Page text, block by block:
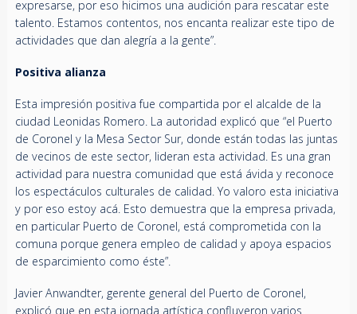
expresarse, por eso hicimos una audición para rescatar este
talento. Estamos contentos, nos encanta realizar este tipo de
actividades que dan alegría a la gente”.
Positiva alianza
Esta impresión positiva fue compartida por el alcalde de la
ciudad Leonidas Romero. La autoridad explicó que “el Puerto
de Coronel y la Mesa Sector Sur, donde están todas las juntas
de vecinos de este sector, lideran esta actividad. Es una gran
actividad para nuestra comunidad que está ávida y reconoce
los espectáculos culturales de calidad. Yo valoro esta iniciativa
y por eso estoy acá. Esto demuestra que la empresa privada,
en particular Puerto de Coronel, está comprometida con la
comuna porque genera empleo de calidad y apoya espacios
de esparcimiento como éste”.
Javier Anwandter, gerente general del Puerto de Coronel,
explicó que en esta jornada artística confluyeron varios